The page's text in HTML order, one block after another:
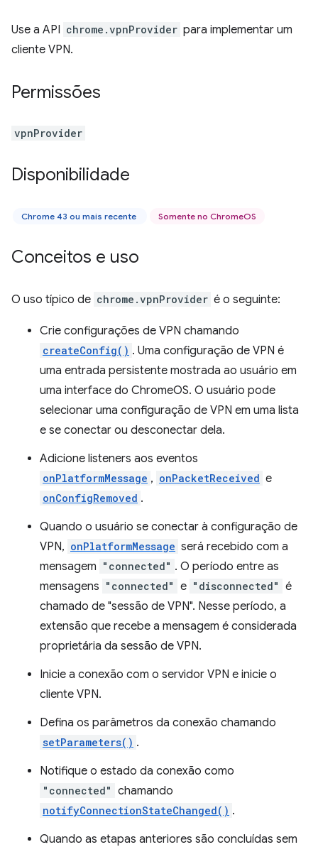
Use a API chrome.vpnProvider para implementar um
cliente VPN.
Permissões
vpnProvider
Disponibilidade
Chrome 43 ou mais recente Somente no ChromeOS
Conceitos e uso
O uso típico de chrome.vpnProvider é o seguinte:
Crie configurações de VPN chamando
createConfig() . Uma configuração de VPN é
uma entrada persistente mostrada ao usuário em
uma interface do ChromeOS. O usuário pode
selecionar uma configuração de VPN em uma lista
e se conectar ou desconectar dela.
Adicione listeners aos eventos
onPlatformMessage , onPacketReceived e
onConfigRemoved .
Quando o usuário se conectar à configuração de
VPN, onPlatformMessage será recebido com a
mensagem "connected" . O período entre as
mensagens "connected" e "disconnected" é
chamado de "sessão de VPN". Nesse período, a
extensão que recebe a mensagem é considerada
proprietária da sessão de VPN.
Inicie a conexão com o servidor VPN e inicie o
cliente VPN.
Defina os parâmetros da conexão chamando
setParameters() .
Notifique o estado da conexão como
"connected" chamando
notifyConnectionStateChanged() .
Quando as etapas anteriores são concluídas sem